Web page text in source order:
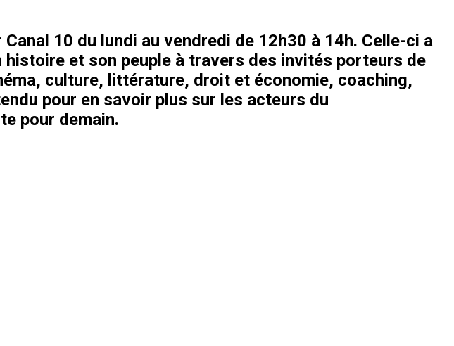
10 du lundi au vendredi de 12h30 à 14h. Celle-ci a
et son peuple à travers des invités porteurs de
culture, littérature, droit et économie, coaching,
pour en savoir plus sur les acteurs du
pour demain.